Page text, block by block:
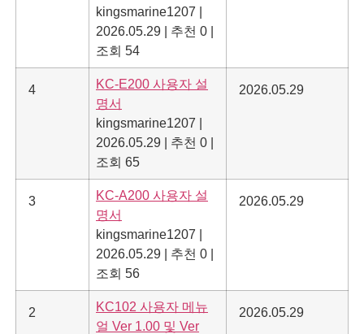
kingsmarine1207
2026.05.29
추천 0
조회 54
4
KC-E200 사용자 설
명서
kingsmarine1207
2026.05.29
추천 0
조회 65
2026.05.29
3
KC-A200 사용자 설
명서
kingsmarine1207
2026.05.29
추천 0
조회 56
2026.05.29
2
KC102 사용자 메뉴
얼 Ver 1.00 및 Ver
2026.05.29